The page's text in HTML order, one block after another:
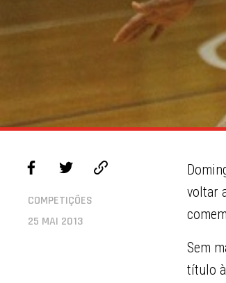
COMPETIÇÕES
25 MAI 2013
voltar
Sem
título